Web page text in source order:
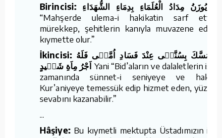
Birincisi: يُوزَنُ مِدَادُ الْعُلَمَاءِ بِدِمَاءِ الشُّهَدَاءِ
“Mahşerde ulema-i hakikatin sarf
mürekkep, şehitlerin kanıyla muvazene
kıymette olur.”
İkincisi: مَنْ تَمَسَّكَ بِسُنَّتٖى عِنْدَ فَسَادِ اُمَّتٖى فَلَهُ
اَجْرُ مِاَةِ شَهٖيدٍYani “Bid’aların ve dalaletlerin
zamanında sünnet-i seniyeye ve
Kur’aniyeye temessük edip hizmet eden, yüz
sevabını kazanabilir.”
...
Hâşiye: Bu kıymetli mektupta Üstadımızın